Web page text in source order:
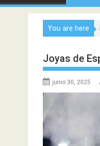
You are here
Joyas de
junio 30, 2025